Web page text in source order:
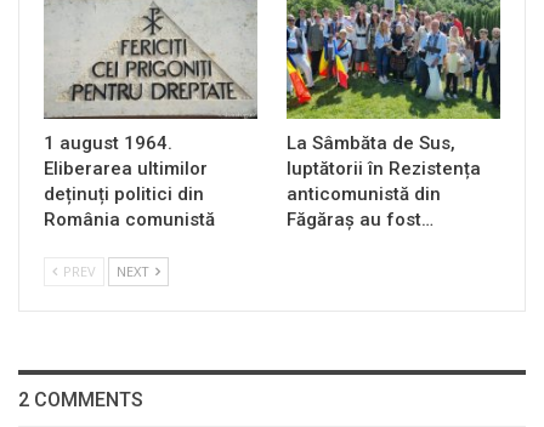
1 august 1964.
Eliberarea ultimilor
deținuți politici din
România comunistă
La Sâmbăta de Sus,
luptătorii în Rezistența
anticomunistă din
Făgăraș au fost…
PREV NEXT
2 COMMENTS